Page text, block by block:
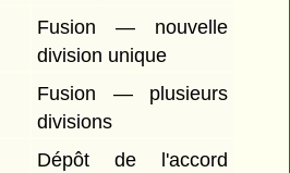
Fusion — nouvelle
division unique
Fusion — plusieurs
divisions
Dépôt de l'accord